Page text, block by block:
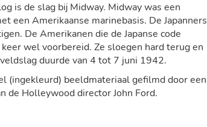
is de slag bij Midway. Midway was een
een Amerikaanse marinebasis. De Japanners
De Amerikanen die de Japanse code
wel voorbereid. Ze sloegen hard terug en
duurde van 4 tot 7 juni 1942.
(ingekleurd) beeldmateriaal gefilmd door een
de Holleywood director John Ford.